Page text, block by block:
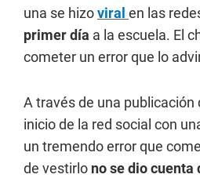
una se hizoviral en las
primer día a la escuela. El
cometer un error que lo
A través de una publicación
inicio de la red social con
un tremendo error que
de vestirlo no se dio cuenta